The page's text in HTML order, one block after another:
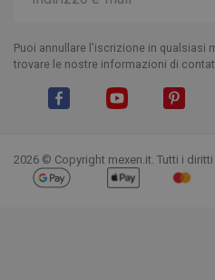
Puoi annullare l'iscrizione in qualsiasi
trovare le nostre informazioni di
2026 © Copyright mexen.it. Tutti i diritti